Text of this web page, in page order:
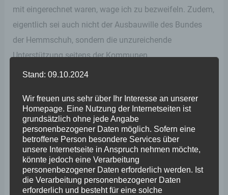
mit eingerechnet waren, wage ich zu bezweifeln. Zudem,
eigentlich sei auch nicht der Ausbauwille des Bundes
der Hemmschuh, sondern die unzureichende
Unterstützung seitens der Kommunen.
dann Anfang 2022 die Landesregierung, wie denn der
weiter bestehende Fehlbedarf von 1650 Stellplätzen
gedeckt werden soll. Die Antwort von Ministerin
Schmitt: Entlastung durch Verlagerung des Verkehrs auf
umweltfreundliche Binnenschiffe und Güterzüge.
Doch auch hier tun sich Probleme auf. Erinnern wir uns
Stand: 09.10.2024
Wir freuen uns sehr über Ihr Interesse an unserer
Homepage. Eine Nutzung der Internetseiten ist
grundsätzlich ohne jede Angabe
personenbezogener Daten möglich. Sofern eine
betroffene Person besondere Services über
unsere Internetseite in Anspruch nehmen möchte,
könnte jedoch eine Verarbeitung
personenbezogener Daten erforderlich werden. Ist
die Verarbeitung personenbezogener Daten
erforderlich und besteht für eine solche